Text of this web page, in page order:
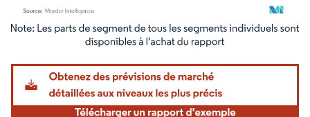
Image © Mordor Intelligence. La réutilisation nécessite une attribution sous CC BY